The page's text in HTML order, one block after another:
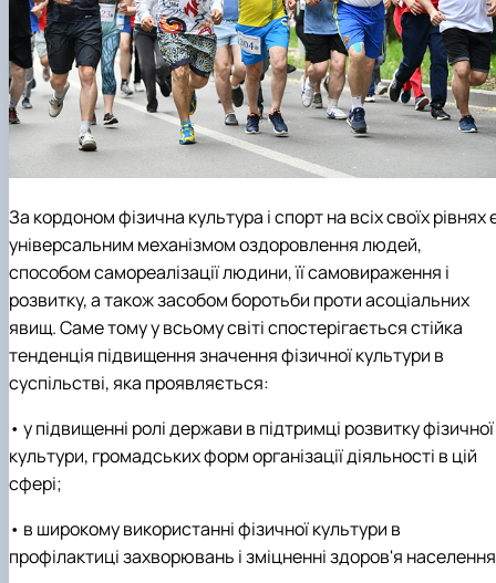
За кордоном фізична культура і спорт на всіх своїх рівнях
універсальним механізмом оздоровлення людей,
способом самореалізації людини, її самовираження і
розвитку, а також засобом боротьби проти асоціальних
явищ. Саме тому у всьому світі спостерігається стійка
тенденція підвищення значення фізичної культури в
суспільстві, яка проявляється:
• у підвищенні ролі держави в підтримці розвитку фізичної
культури, громадських форм організації діяльності в цій
сфері;
• в широкому використанні фізичної культури в
профілактиці захворювань і зміцненні здоров'я